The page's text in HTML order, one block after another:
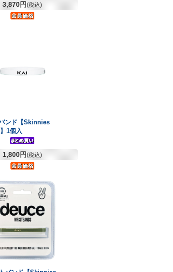
3,870円(税込)
ンド【Skinnies
1個入
1,800円(税込)